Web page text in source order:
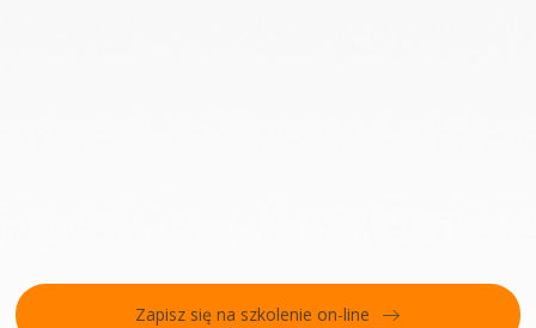
Zapisz się na szkolenie on-line